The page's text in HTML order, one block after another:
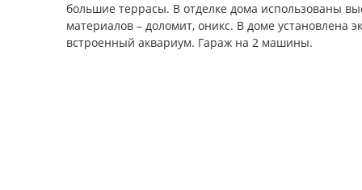
большие террасы. В отделке дома использованы
материалов – доломит, оникс. В доме установлена
встроенный аквариум. Гараж на 2 машины.